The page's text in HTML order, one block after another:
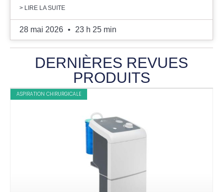
> LIRE LA SUITE
28 mai 2026 23 h 25 min
DERNIÈRES REVUES
PRODUITS
ASPIRATION CHIRURGICALE